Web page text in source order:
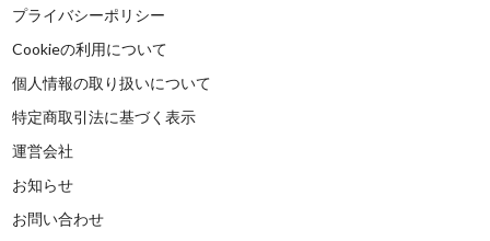
プライバシーポリシー
Cookieの利用について
個人情報の取り扱いについて
特定商取引法に基づく表示
運営会社
お知らせ
お問い合わせ